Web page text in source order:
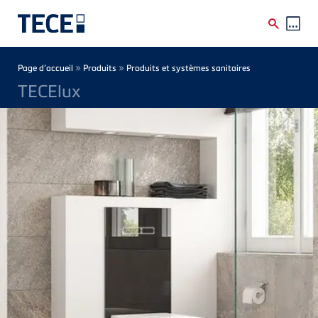
Breadcrumb
Page d’accueil » Produits » Produits et systèmes sanitaires
TECElux